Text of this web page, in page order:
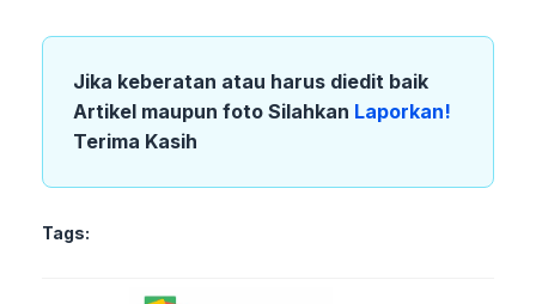
Jika keberatan atau harus diedit baik
Artikel maupun foto Silahkan Laporkan!
Terima Kasih
Tags: